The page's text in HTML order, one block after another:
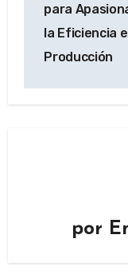
para
la Eficiencia
Producción
por